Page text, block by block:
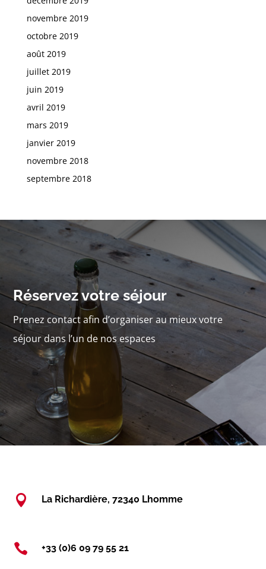
novembre 2019
octobre 2019
août 2019
juillet 2019
juin 2019
avril 2019
mars 2019
janvier 2019
novembre 2018
septembre 2018
Réservez votre séjour
Prenez contact afin d’organiser au mieux votre
séjour dans l’un de nos espaces
 La Richardière, 72340 Lhomme
 +33 (0)6 09 79 55 21